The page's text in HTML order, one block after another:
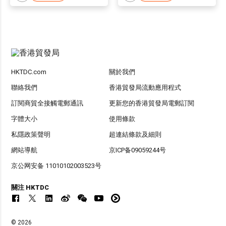
HKTDC.com 關於我們
聯絡我們 香港貿發局流動應用程式
訂閱商貿全接觸電郵通訊 更新您的香港貿發局電郵訂閱
字體大小 使用條款
私隱政策聲明 超連結條款及細則
網站導航 京ICP备09059244号
京公网安备 11010102003523号
關注 HKTDC
© 2026